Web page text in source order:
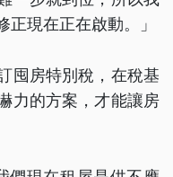
現在正在啟動。」
囤房特別稅，在稅基
力的方案，才能讓房